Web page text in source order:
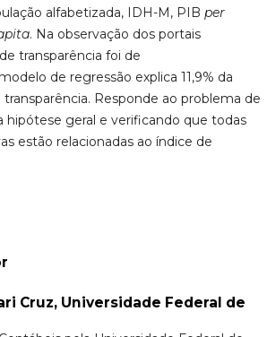
alfabetizada, IDH-M, PIB per
. Na observação dos portais
transparência foi de
de regressão explica 11,9% da
Responde ao problema de
hipótese geral e verificando que todas
estão relacionadas ao índice de
Cruz, Universidade Federal de